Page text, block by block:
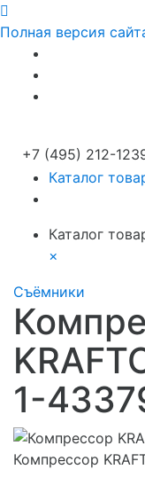
Полная версия
+7 (495) 212-
Каталог
Каталог
×
Съёмники
1-
Компрессор